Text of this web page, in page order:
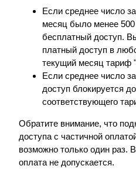
Если среднее число
месяц было менее
бесплатный доступ.
платный доступ в
текущий месяц тариф
Если среднее число
доступ блокируется
соответствующего
Обратите внимание, что
доступа с частичной
возможно только один раз.
оплата не допускается.